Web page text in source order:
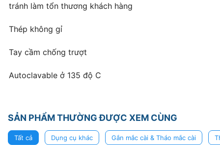
tránh làm tổn thương khách hàng
Thép không gỉ
Tay cầm chống trượt
Autoclavable ở 135 độ C
SẢN PHẨM THƯỜNG ĐƯỢC XEM CÙNG
Tất cả Dụng cụ khác Gắn mắc cài & Tháo mắc cài